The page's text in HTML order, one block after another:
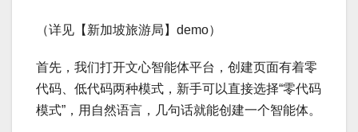
（详见【新加坡旅游局】demo）
首先，我们打开文心智能体平台，创建页面有着零
代码、低代码两种模式，新手可以直接选择“零代码
模式”，用自然语言，几句话就能创建一个智能体。